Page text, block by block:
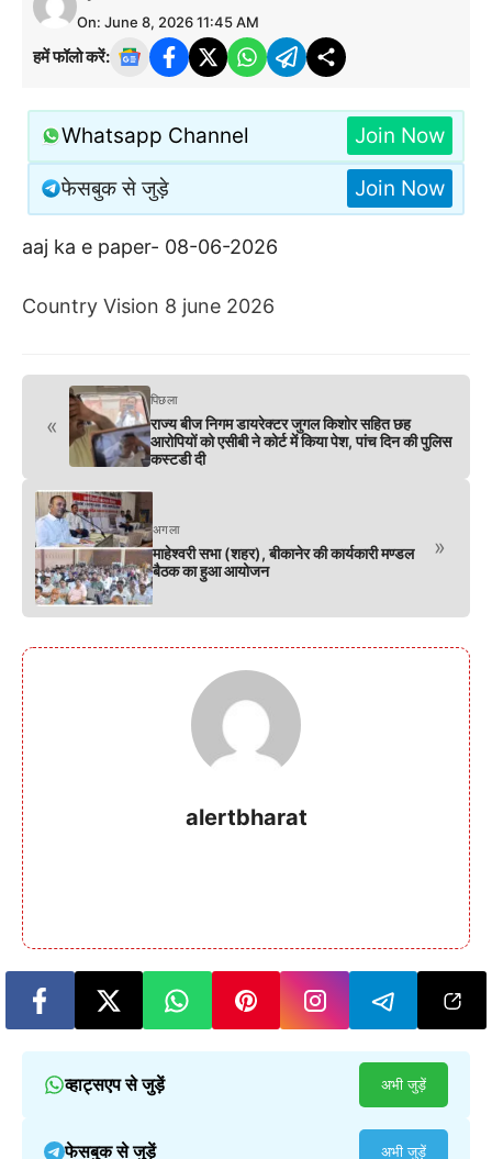
On: June 8, 2026 11:45 AM
हमें फॉलो करें:
Whatsapp Channel Join Now
फेसबुक से जुड़े Join Now
aaj ka e paper- 08-06-2026
Country Vision 8 june 2026
«
पिछला
राज्य बीज निगम डायरेक्टर जुगल किशोर सहित छह
आरोपियों को एसीबी ने कोर्ट में किया पेश, पांच दिन की पुलिस
कस्टडी दी
अगला
माहेश्वरी सभा (शहर), बीकानेर की कार्यकारी मण्डल
बैठक का हुआ आयोजन
»
alertbharat
व्हाट्सएप से जुड़ें अभी जुड़ें
फेसबुक से जुड़ें अभी जुड़ें